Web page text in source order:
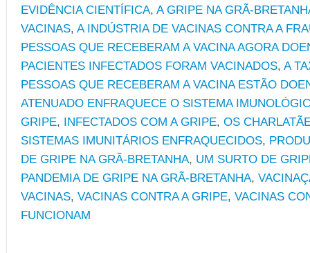
EVIDÊNCIA CIENTÍFICA, A GRIPE NA GRÃ-
VACINAS, A INDÚSTRIA DE VACINAS CONTRA A
PESSOAS QUE RECEBERAM A VACINA AGORA
PACIENTES INFECTADOS FORAM VACINADOS, A
PESSOAS QUE RECEBERAM A VACINA ESTÃO
ATENUADO ENFRAQUECE O SISTEMA
GRIPE, INFECTADOS COM A GRIPE, OS
SISTEMAS IMUNITÁRIOS ENFRAQUECIDOS,
DE GRIPE NA GRÃ-BRETANHA, UM SURTO DE
PANDEMIA DE GRIPE NA GRÃ-BRETANHA,
VACINAS, VACINAS CONTRA A GRIPE, VACINAS
FUNCIONAM